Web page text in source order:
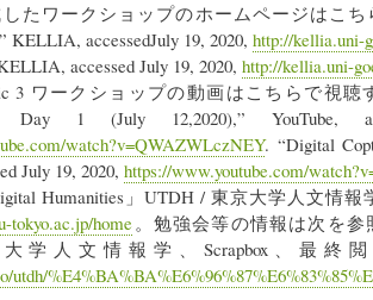
たワークショップのホームページはこち
KELLIA, accessedJuly 19, 2020, http://kellia.uni-
accessed July 19, 2020, http://kellia.uni-
3 ワークショップの動画はこちらで視聴
1 (July 12,2020),” YouTube,
watch?v=QWAZWLczNEY. “Digital
July 19, 2020, https://www.youtube.com/
Humanities」UTDH / 東京大学人文情
tokyo.ac.jp/home。勉強会等の情報は次を
学人文情報学、Scrapbox、最終
utdh/